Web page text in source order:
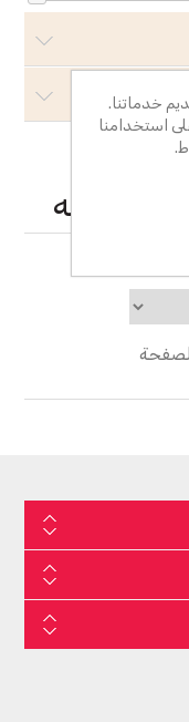
وبرامجه
خدماتنا.
استخدامنا